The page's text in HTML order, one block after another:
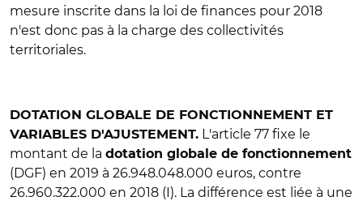
mesure inscrite dans la loi de finances pour 2018
n'est donc pas à la charge des collectivités
territoriales.
DOTATION GLOBALE DE FONCTIONNEMENT ET
VARIABLES D'AJUSTEMENT. L'article 77 fixe le
montant de la dotation globale de fonctionnement
(DGF) en 2019 à 26.948.048.000 euros, contre
26.960.322.000 en 2018 (I). La différence est liée à une